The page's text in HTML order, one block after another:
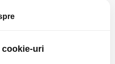
Centruuri